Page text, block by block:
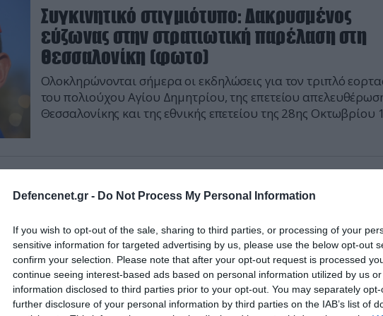
Defencenet.gr - Do Not Process My Personal Information
If you wish to opt-out of the sale, sharing to third parties, or processing of your
sensitive information for targeted advertising by us, please use the below opt-out
confirm your selection. Please note that after your opt-out request is processed
continue seeing interest-based ads based on personal information utilized by us
information disclosed to third parties prior to your opt-out. You may separately
further disclosure of your personal information by third parties on the IAB’s list of
Συγκινητικό στιγμιότυπο: Δακρυσμένος
εύζωνας στην στρατιωτική παρέλαση στη
Θεσσαλονίκη (φωτο)
Ολοκληρώνονται σήμερα οι εκδηλώσεις για τον τριπλό
του πολιούχου Αγίου Δημητρίου, της επετείου
Θεσσαλονίκης και της εθνικής επετείου της 28ης Οκτωβρίου
Τούρκοι περνούν ως πρόσφυγες τα σύνορα
στον Έβρο και φωτογραφίζουν
εγκαταστάσεις
Νέες συλλήψεις - Προβληματισμός στην ΕΥΠ